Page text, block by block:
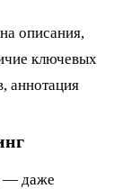
описания,
ключевых
аннотация
— даже